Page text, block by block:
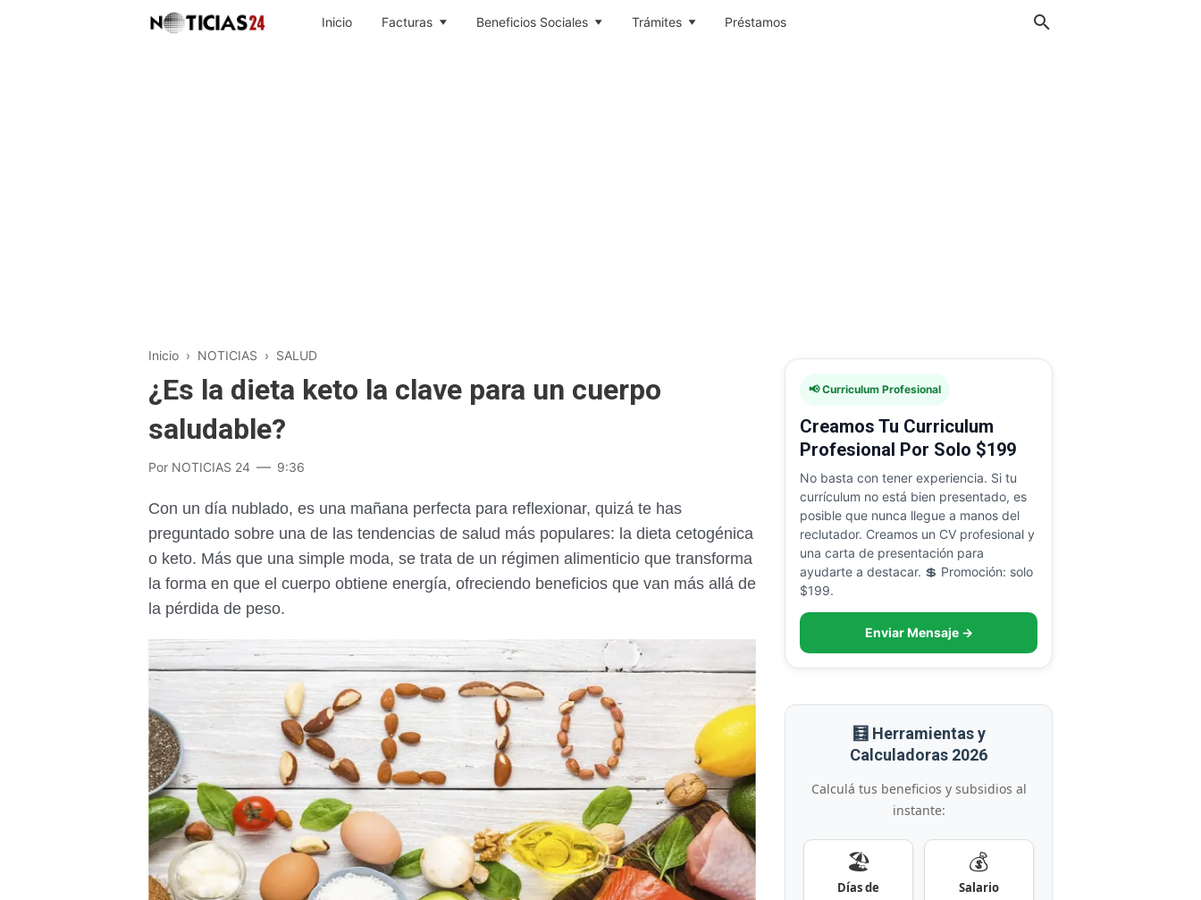
Inicio Facturas Beneficios Sociales Trámites Préstamos
Inicio › NOTICIAS › SALUD
¿Es la dieta keto la clave para un cuerpo
saludable?
Por NOTICIAS 24 9:36
Con un día nublado, es una mañana perfecta para reflexionar, quizá te has
preguntado sobre una de las tendencias de salud más populares: la dieta cetogénica
o keto. Más que una simple moda, se trata de un régimen alimenticio que transforma
la forma en que el cuerpo obtiene energía, ofreciendo beneficios que van más allá de
la pérdida de peso.
📢 Curriculum Profesional
Creamos Tu Curriculum
Profesional Por Solo $199
No basta con tener experiencia. Si tu
currículum no está bien presentado, es
posible que nunca llegue a manos del
reclutador. Creamos un CV profesional y
una carta de presentación para
ayudarte a destacar. 💲 Promoción: solo
$199.
Enviar Mensaje →
🧮 Herramientas y
Calculadoras 2026
Calculá tus beneficios y subsidios al
instante:
🏖️
Días de
💰
Salario